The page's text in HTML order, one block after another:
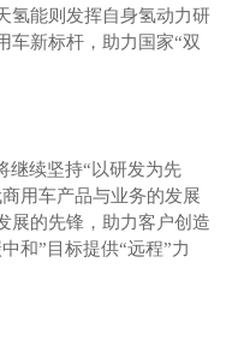
氢能则发挥自身氢动力研
车新标杆，助力国家“双
继续坚持“以研发为先
用车产品与业务的发展
展的先锋，助力客户创造
和”目标提供“远程”力